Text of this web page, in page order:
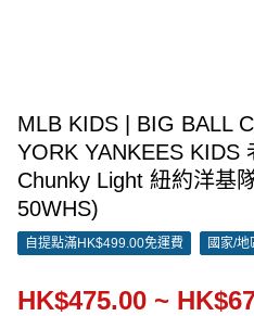
MLB KIDS | BIG BALL
YORK YANKEES KIDS
Chunky Light 紐約洋基
50WHS)
自提點滿HK$499.00免運費 國家/地
HK$475.00 ~